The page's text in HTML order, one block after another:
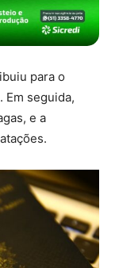
para o
Em seguida,
e a